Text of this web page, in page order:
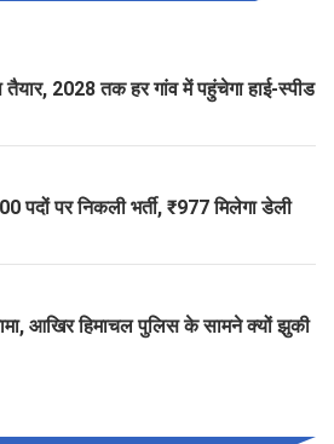
2028 तक हर गांव में पहुंचेगा हाई-स्पीड
पदों पर निकली भर्ती, ₹977 मिलेगा डेली
आखिर हिमाचल पुलिस के सामने क्यों झुकी